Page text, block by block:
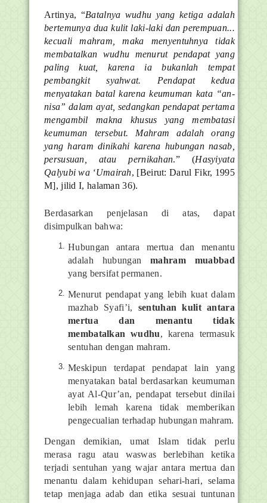
Artinya, “Batalnya wudhu yang ketiga adalah
bertemunya dua kulit laki-laki dan perempuan...
kecuali mahram, maka menyentuhnya tidak
membatalkan wudhu menurut pendapat yang
paling kuat, karena ia bukanlah tempat
pembangkit syahwat. Pendapat kedua
menyatakan batal karena keumuman kata “an-
nisa” dalam ayat, sedangkan pendapat pertama
mengambil makna khusus yang membatasi
keumuman tersebut. Mahram adalah orang
yang haram dinikahi karena hubungan nasab,
persusuan, atau pernikahan.” (Hasyiyata
Qalyubi wa ‘Umairah, [Beirut: Darul Fikr, 1995
M], jilid I, halaman 36).
Berdasarkan penjelasan di atas, dapat
disimpulkan bahwa:
Hubungan antara mertua dan menantu
adalah hubunganmahram muabbad
yang bersifat permanen.
Menurut pendapat yang lebih kuat dalam
mazhab Syafi’i, sentuhan kulit antara
mertua dan menantu tidak
membatalkan wudhu, karena termasuk
sentuhan dengan mahram.
Meskipun terdapat pendapat lain yang
menyatakan batal berdasarkan keumuman
ayat Al-Qur’an, pendapat tersebut dinilai
lebih lemah karena tidak memberikan
pengecualian terhadap hubungan mahram.
Dengan demikian, umat Islam tidak perlu
merasa ragu atau waswas berlebihan ketika
terjadi sentuhan yang wajar antara mertua dan
menantu dalam kehidupan sehari-hari, selama
tetap menjaga adab dan etika sesuai tuntunan